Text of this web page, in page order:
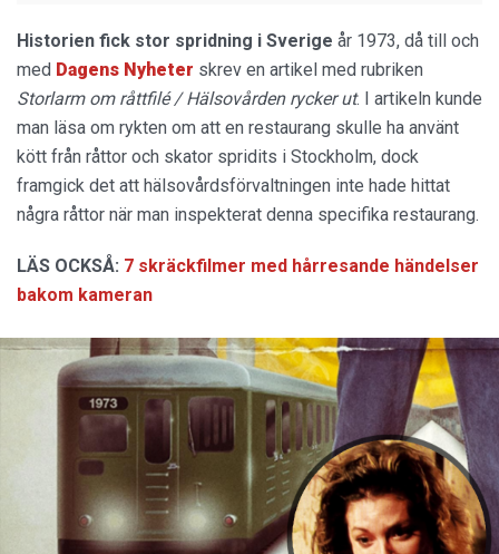
Historien fick stor spridning i Sverige år 1973, då till och
med Dagens Nyheter skrev en artikel med rubriken
Storlarm om råttfilé / Hälsovården rycker ut. I artikeln kunde
man läsa om rykten om att en restaurang skulle ha använt
kött från råttor och skator spridits i Stockholm, dock
framgick det att hälsovårdsförvaltningen inte hade hittat
några råttor när man inspekterat denna specifika restaurang.
LÄS OCKSÅ: 7 skräckfilmer med hårresande händelser
bakom kameran